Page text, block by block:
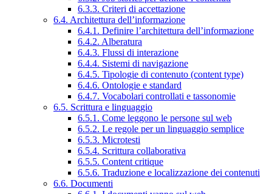
6.3.3. Criteri di accettazione
6.4. Architettura dell’informazione
6.4.1. Definire l’architettura dell’informazione
6.4.2. Alberatura
6.4.3. Flussi di interazione
6.4.4. Sistemi di navigazione
6.4.5. Tipologie di contenuto (content type)
6.4.6. Ontologie e standard
6.4.7. Vocabolari controllati e tassonomie
6.5. Scrittura e linguaggio
6.5.1. Come leggono le persone sul web
6.5.2. Le regole per un linguaggio semplice
6.5.3. Microtesti
6.5.4. Scrittura collaborativa
6.5.5. Content critique
6.5.6. Traduzione e localizzazione dei contenuti
6.6. Documenti